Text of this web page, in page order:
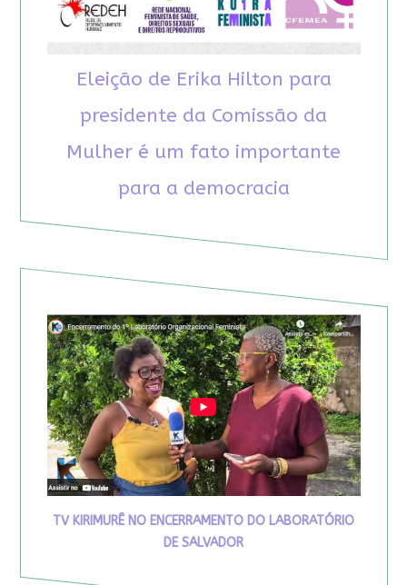
Eleição de Erika Hilton para
presidente da Comissão da
Mulher é um fato importante
para a democracia
TV KIRIMURÊ NO ENCERRAMENTO DO LABORATÓRIO
DE SALVADOR